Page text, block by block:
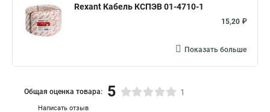
Rexant Кабель КСПЭВ 01-4710-1
15,20 ₽
Показать больше
Написать отзыв
Общая оценка товара: 5 1